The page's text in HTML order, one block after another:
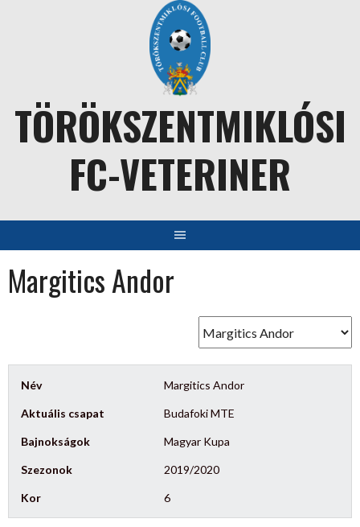
TÖRÖKSZENTMIKLÓSI
FC-VETERINER
Margitics Andor
Név Margitics Andor
Aktuális csapat Budafoki MTE
Bajnokságok Magyar Kupa
Szezonok 2019/2020
Kor 6